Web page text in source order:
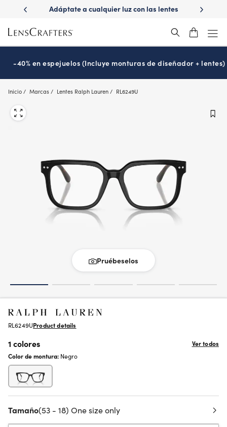
main
content
con
Adáptate a cualquier luz con las lentes
¿Es
-40% en espejuelos (Incluye monturas de diseñador + lentes)
Inicio Marcas Lentes Ralph Lauren RL6249U
Pruébeselos
RL6249UProduct details
1 colores
Ver todos
Color de montura: Negro
Tamaño(53 - 18) One size only